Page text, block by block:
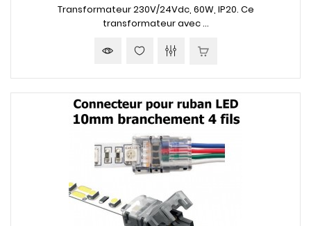
Transformateur230V/24Vdc, 60W, IP20. Ce
transformateur avec ...